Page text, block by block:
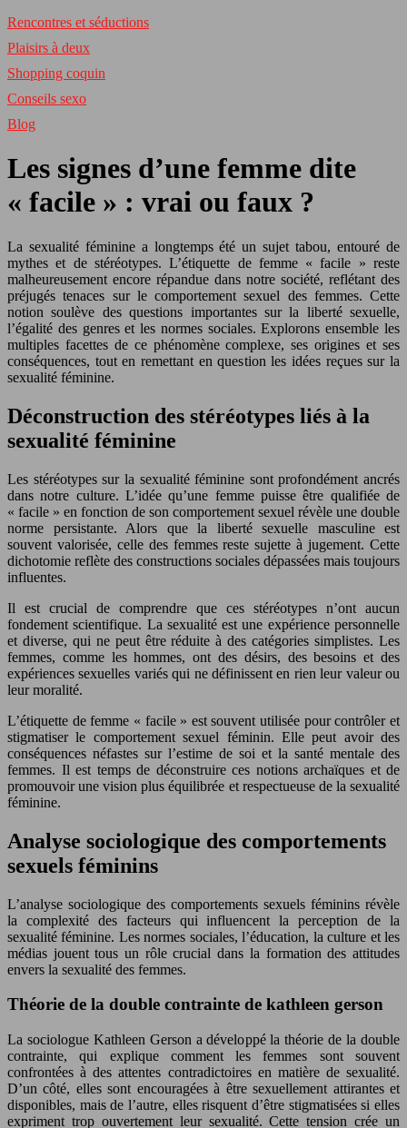
Rencontres et séductions
Plaisirs à deux
Shopping coquin
Conseils sexo
Blog
Les signes d’une femme dite
« facile » : vrai ou faux ?
La sexualité féminine a longtemps été un sujet tabou, entouré de
mythes et de stéréotypes. L’étiquette de femme « facile » reste
malheureusement encore répandue dans notre société, reflétant des
préjugés tenaces sur le comportement sexuel des femmes. Cette
notion soulève des questions importantes sur la liberté sexuelle,
l’égalité des genres et les normes sociales. Explorons ensemble les
multiples facettes de ce phénomène complexe, ses origines et ses
conséquences, tout en remettant en question les idées reçues sur la
sexualité féminine.
Déconstruction des stéréotypes liés à la
sexualité féminine
Les stéréotypes sur la sexualité féminine sont profondément ancrés
dans notre culture. L’idée qu’une femme puisse être qualifiée de
« facile » en fonction de son comportement sexuel révèle une double
norme persistante. Alors que la liberté sexuelle masculine est
souvent valorisée, celle des femmes reste sujette à jugement. Cette
dichotomie reflète des constructions sociales dépassées mais toujours
influentes.
Il est crucial de comprendre que ces stéréotypes n’ont aucun
fondement scientifique. La sexualité est une expérience personnelle
et diverse, qui ne peut être réduite à des catégories simplistes. Les
femmes, comme les hommes, ont des désirs, des besoins et des
expériences sexuelles variés qui ne définissent en rien leur valeur ou
leur moralité.
L’étiquette de femme « facile » est souvent utilisée pour contrôler et
stigmatiser le comportement sexuel féminin. Elle peut avoir des
conséquences néfastes sur l’estime de soi et la santé mentale des
femmes. Il est temps de déconstruire ces notions archaïques et de
promouvoir une vision plus équilibrée et respectueuse de la sexualité
féminine.
Analyse sociologique des comportements
sexuels féminins
L’analyse sociologique des comportements sexuels féminins révèle
la complexité des facteurs qui influencent la perception de la
sexualité féminine. Les normes sociales, l’éducation, la culture et les
médias jouent tous un rôle crucial dans la formation des attitudes
envers la sexualité des femmes.
Théorie de la double contrainte de kathleen gerson
La sociologue Kathleen Gerson a développé la théorie de la double
contrainte, qui explique comment les femmes sont souvent
confrontées à des attentes contradictoires en matière de sexualité.
D’un côté, elles sont encouragées à être sexuellement attirantes et
disponibles, mais de l’autre, elles risquent d’être stigmatisées si elles
expriment trop ouvertement leur sexualité. Cette tension crée un